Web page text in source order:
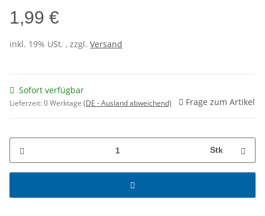
1,99 €
inkl. 19% USt. , zzgl. Versand
Sofort verfügbar
Lieferzeit:0 Werktage (DE - Ausland abweichend) Frage zum Artikel
Stk